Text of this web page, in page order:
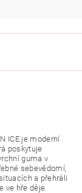
ICE je moderní
poskytuje
guma v
sebevědomí,
a přehráli
ve hře děje.